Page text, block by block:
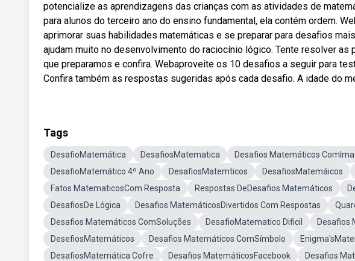
potencialize as aprendizagens das crianças com as atividades de
para alunos do terceiro ano do ensino fundamental, ela contém ordem.
aprimorar suas habilidades matemáticas e se preparar para desafios
ajudam muito no desenvolvimento do raciocínio lógico. Tente resolver as
que preparamos e confira. Webaproveite os 10 desafios a seguir para
Confira também as respostas sugeridas após cada desafio. A idade do
Tags
DesafioMatemática DesafiosMatematica Desafios Matemáticos
DesafioMatemático 4º Ano
DesafiosMatemticos DesafiosMatemáicos
Fatos MatematicosCom Resposta
Respostas DeDesafios Matemáticos
DesafiosDe Lógica
Desafios MatemáticosDivertidos Com Respostas
Desafios Matemáticos ComSoluções
DesafioMatematico Dificil Desafios
DesefiosMatemáticos
Desafios Matemáticos ComSímbolo
DesafiosMatemática Cofre
Desafios MatemáticosFacebook
Desafios